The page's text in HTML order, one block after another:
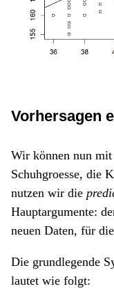
Vorhersagen
Wir können nun
Schuhgroesse, die
nutzen wir die
Hauptargumente:
neuen Daten, für
Die grundlegende
lautet wie folgt: